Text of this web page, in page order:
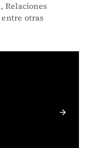
Relaciones
otras